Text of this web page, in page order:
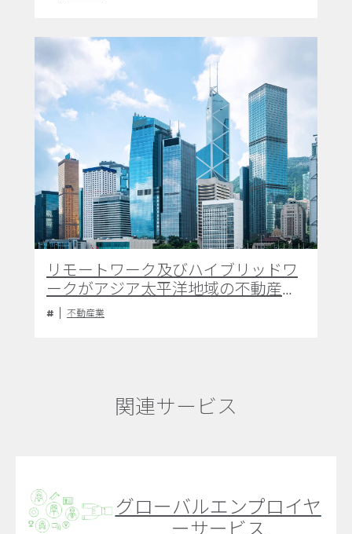
リモートワーク及びハイブリッドワ
ークがアジア太平洋地域の不動産業
界に与える影響と今後の展望
不動産業
関連サービス
グローバルエンプロイヤ
ーサービス